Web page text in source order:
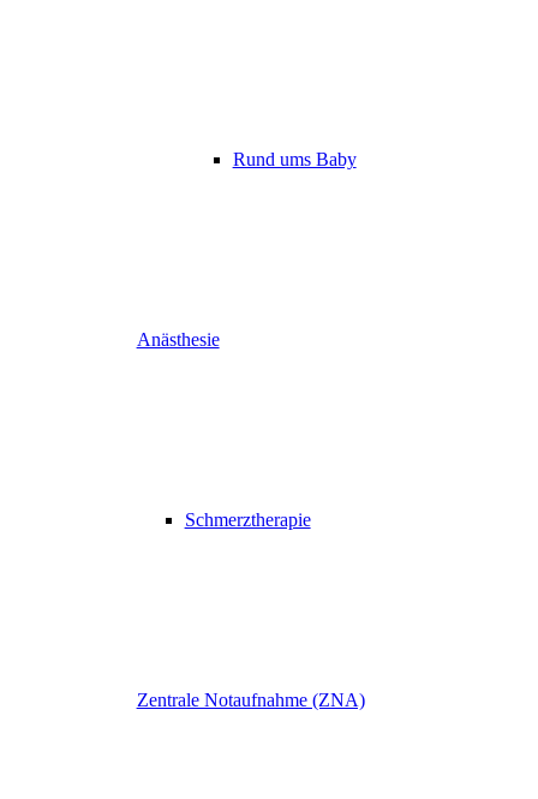
Rund ums Baby
Anästhesie
Schmerztherapie
Zentrale Notaufnahme (ZNA)